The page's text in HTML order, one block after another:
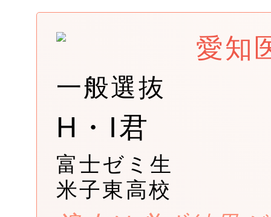
愛知
一般選抜
H・I君
富士ゼミ生
米子東高校